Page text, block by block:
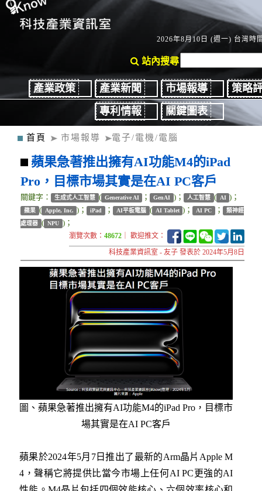
2026年8月10日 (週一) 台灣時
站內搜尋
產業政策 產業新聞 市場報導
策略
專利情報
關鍵圖表
首頁 市場報導 電子/電機/電腦
蘋果急著推出擁有AI功能M4的iPad
Pro，目標市場其實是在AI PC客戶
關鍵字： 生成式人工智慧 ( Generative AI ； GenAI )； 人工智慧 ( AI )；
蘋果 ( Apple, Inc. )； iPad ； AI平板電腦 ( AI Tablet )； AI PC ； 類神經
處理器 ( NPU )；
瀏覽次數：48672 ｜ 歡迎推文：
科技產業資訊室 - 友子 發表於 2024年5月8日
圖、蘋果急著推出擁有AI功能M4的iPad Pro，目標市
場其實是在AI PC客戶
蘋果於2024年5月7日推出了最新的Arm晶片Apple M
4，聲稱它將提供比當今市場上任何AI PC更強的AI